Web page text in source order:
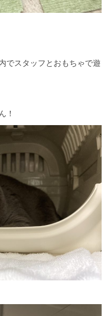
でスタッフとおもちゃで遊
！